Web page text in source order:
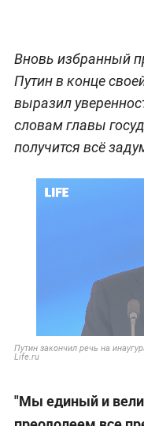
Вновь избранный
Путин в конце
выразил
словам главы
получится всё
Путин закончил речь на
Life.ru
"Мы единый и